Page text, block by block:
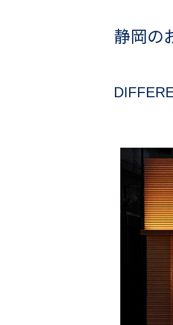
静岡の